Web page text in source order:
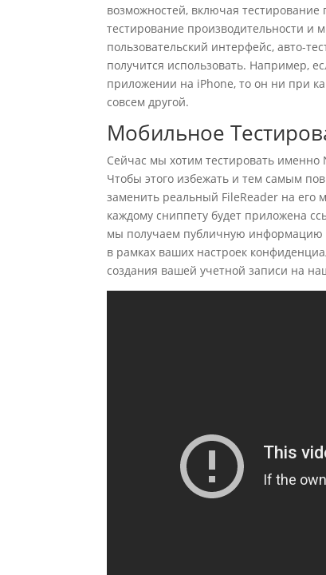
возможностей, включая тестирование
тестирование производительности и
пользовательский интерфейс, авто-
получится использовать. Например,
приложении на iPhone, то он ни при
совсем другой.
Мобильное
Сейчас мы хотим тестировать именно
Чтобы этого избежать и тем самым
заменить реальный FileReader на его
каждому сниппету будет приложена
мы получаем публичную информацию
в рамках ваших настроек
создания вашей учетной записи на